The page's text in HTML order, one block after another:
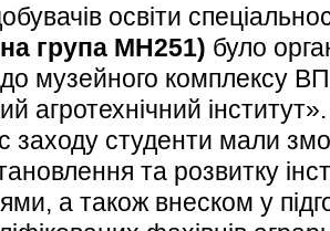
освіти
група МН251) було
до музейного комплексу
агротехнічний інститут».
студенти мали
та розвитку
а також внеском у